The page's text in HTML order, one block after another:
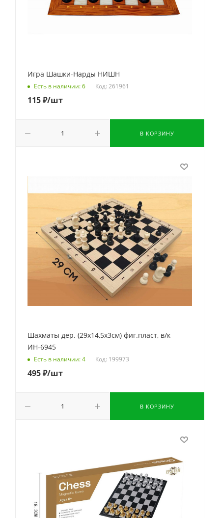
Игра Шашки-Нарды НИШН
Есть в наличии: 6 Код: 261961
115₽/шт
В КОРЗИНУ
Шахматы дер. (29х14,5х3см) фиг.пласт, в/к
ИН-6945
Есть в наличии: 4 Код: 199973
495₽/шт
В КОРЗИНУ